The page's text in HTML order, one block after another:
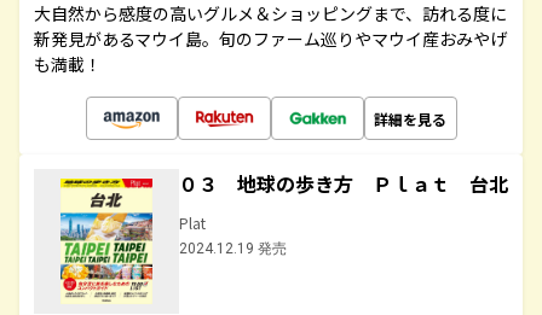
大自然から感度の高いグルメ＆ショッピングまで、訪れる度に
新発見があるマウイ島。旬のファーム巡りやマウイ産おみやげ
も満載！
詳細を見る
０３ 地球の歩き方 Ｐｌａｔ 台北
Plat
2024.12.19 発売